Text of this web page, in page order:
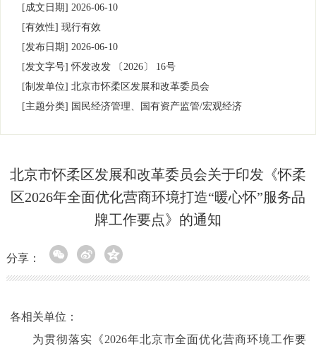
[成文日期] 2026-06-10
[有效性] 现行有效
[发布日期] 2026-06-10
[发文字号]怀发改发 〔2026〕
16号
[制发单位] 北京市怀柔区发展和改革委员会
[主题分类] 国民经济管理、国有资产监管/宏观经济
北京市怀柔区发展和改革委员会关于印发《怀柔
区2026年全面优化营商环境打造“暖心怀”服务品
牌工作要点》的通知
分享：
各相关单位：
为贯彻落实《2026年北京市全面优化营商环境工作要